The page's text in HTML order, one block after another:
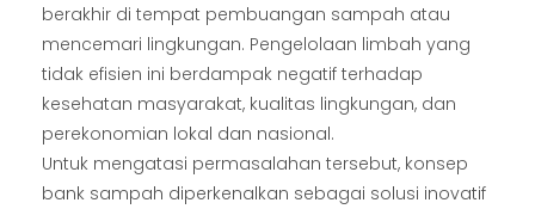
berakhir di tempat pembuangan sampah atau
mencemari lingkungan. Pengelolaan limbah yang
tidak efisien ini berdampak negatif terhadap
kesehatan masyarakat, kualitas lingkungan, dan
perekonomian lokal dan nasional.
Untuk mengatasi permasalahan tersebut, konsep
bank sampah diperkenalkan sebagai solusi inovatif